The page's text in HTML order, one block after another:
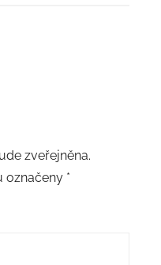
zveřejněna.
označeny *